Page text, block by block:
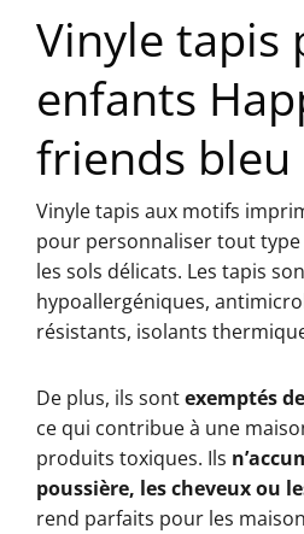
Vinyle tapis
enfants
friends bleu
Vinyle tapis aux motifs
pour personnaliser tout type
les sols délicats. Les tapis
hypoallergéniques,
résistants, isolants
De plus, ils sontexemptés
ce qui contribue à une
produits toxiques. Ils
poussière, les cheveux ou
rend parfaits pour les